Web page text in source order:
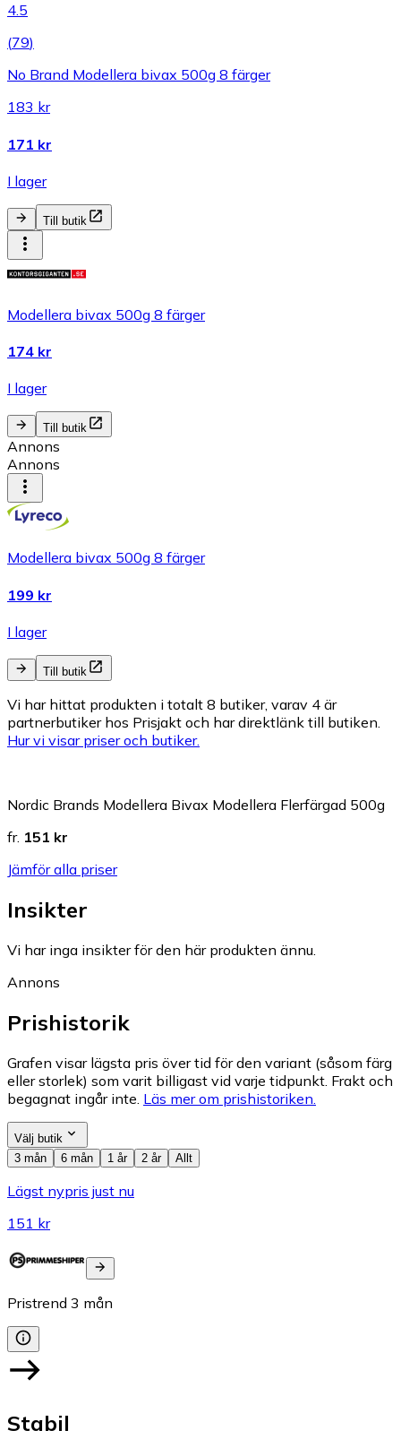
4.5
(79)
No Brand Modellera bivax 500g 8 färger
183 kr
171 kr
I lager
Till butik
Modellera bivax 500g 8 färger
174 kr
I lager
Till butik
Annons
Annons
Modellera bivax 500g 8 färger
199 kr
I lager
Till butik
Vi har hittat produkten i totalt 8 butiker, varav 4 är
partnerbutiker hos Prisjakt och har direktlänk till butiken.
Hur vi visar priser och butiker.
Nordic Brands Modellera Bivax Modellera Flerfärgad 500g
fr. 151 kr
Jämför alla priser
Insikter
Vi har inga insikter för den här produkten ännu.
Annons
Prishistorik
Grafen visar lägsta pris över tid för den variant (såsom färg
eller storlek) som varit billigast vid varje tidpunkt. Frakt och
begagnat ingår inte. Läs mer om prishistoriken.
Välj butik
3 mån
6 mån 1 år 2 år Allt
Lägst nypris just nu
151 kr
Pristrend 3 mån
Stabil